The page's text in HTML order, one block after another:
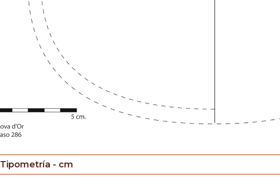
Tipometría - cm